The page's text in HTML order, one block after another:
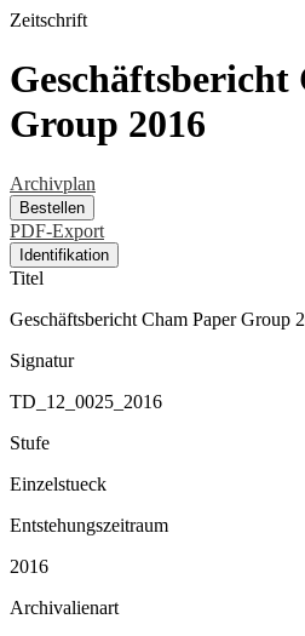
Zeitschrift
Geschäftsbericht
Group 2016
Archivplan
Bestellen
PDF-Export
Identifikation
Titel
Geschäftsbericht Cham Paper Group
Signatur
TD_12_0025_2016
Stufe
Einzelstueck
Entstehungszeitraum
2016
Archivalienart